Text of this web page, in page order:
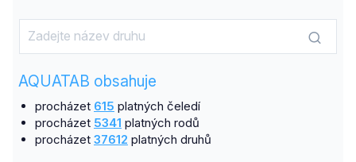
AQUATAB obsahuje
procházet 615 platných čeledí
procházet 5341 platných rodů
procházet 37612 platných druhů